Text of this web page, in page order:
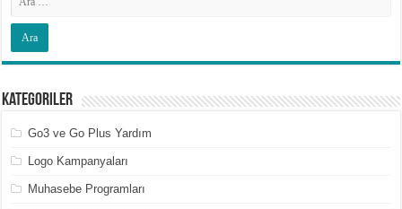
Kategoriler
Go3 ve Go Plus Yardım
Logo Kampanyaları
Muhasebe Programları